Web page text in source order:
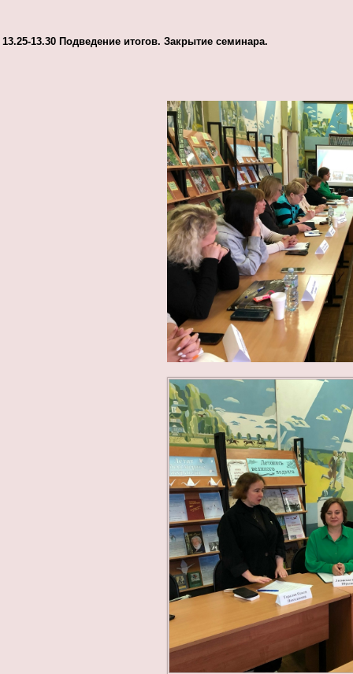
13.25-13.30 Подведение итогов. Закрытие семинара.